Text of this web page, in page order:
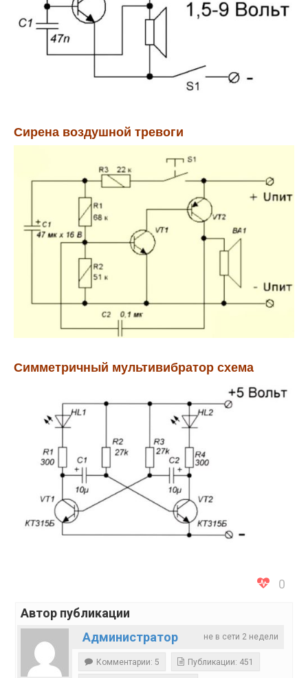
Сирена воздушной тревоги
Симметричный мультивибратор схема
0
Автор публикации
не в сети 2 недели
Администратор
Комментарии: 5 Публикации: 451